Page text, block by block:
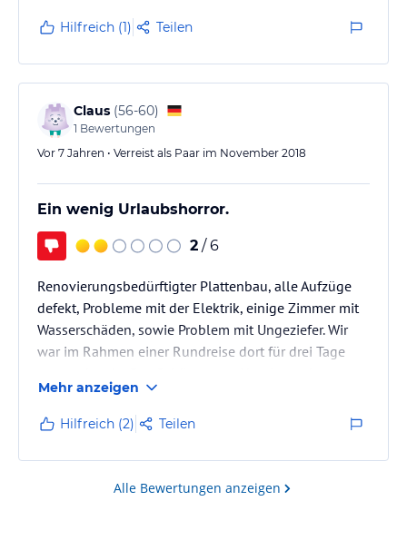
Hilfreich (1) Teilen
Claus (56-60)
1 Bewertungen
Vor 7 Jahren • Verreist als Paar im November 2018
Ein wenig Urlaubshorror.
2 / 6
Renovierungsbedürftigter Plattenbau, alle Aufzüge
defekt, Probleme mit der Elektrik, einige Zimmer mit
Wasserschäden, sowie Problem mit Ungeziefer. Wir
war im Rahmen einer Rundreise dort für drei Tage
Sandstrand sowie das Personal was bemüht war aber
an den realen Umständen nichts ändern kann.
Mehr anzeigen
Hilfreich (2) Teilen
Alle Bewertungen anzeigen